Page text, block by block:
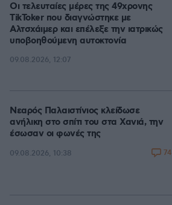
Οι τελευταίες μέρες της 49χρονης
TikToker που διαγνώστηκε με
Αλτσχάιμερ και επέλεξε την ιατρικώς
υποβοηθούμενη αυτοκτονία
09.08.2026, 12:07
Νεαρός Παλαιστίνιος κλείδωσε
ανήλικη στο σπίτι του στα Χανιά, την
έσωσαν οι φωνές της
09.08.2026, 10:38 74